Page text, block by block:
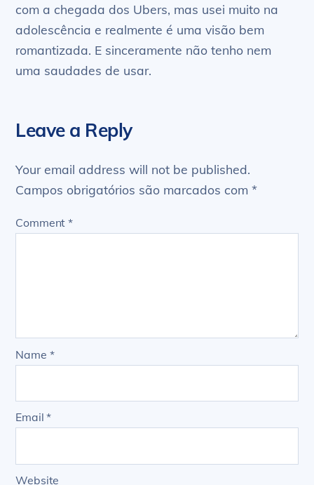
com a chegada dos Ubers, mas usei muito na
adolescência e realmente é uma visão bem
romantizada. E sinceramente não tenho nem
uma saudades de usar.
Leave a Reply
Your email address will not be published.
Campos obrigatórios são marcados com*
Comment*
Name *
Email*
Website